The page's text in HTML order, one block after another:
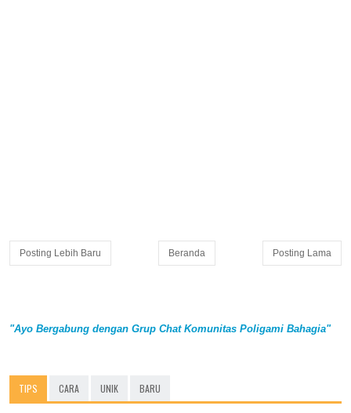
Posting Lebih Baru Posting Lama
Beranda
"Ayo Bergabung dengan Grup Chat Komunitas Poligami Bahagia"
TIPS CARA UNIK BARU